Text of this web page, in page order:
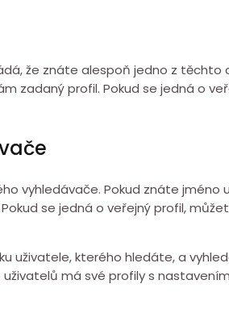
že znáte alespoň jedno z těchto
zadaný profil. Pokud se jedná o
vyhledávače. Pokud znáte jméno
se jedná o veřejný profil,
uživatele, kterého hledáte, a
má své profily s